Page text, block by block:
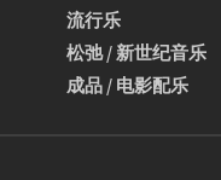
流行乐
松弛 / 新世纪音乐
成品 / 电影配乐